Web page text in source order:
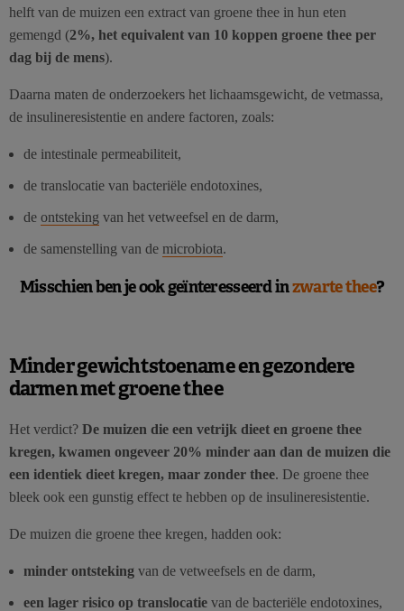
helft van de muizen een extract van groene thee in hun eten
gemengd (2%, het equivalent van 10 koppen groene thee per
dag bij de mens).
Daarna maten de onderzoekers het lichaamsgewicht, de vetmassa,
de insulineresistentie en andere factoren, zoals:
de intestinale permeabiliteit,
de translocatie van bacteriële endotoxines,
de ontsteking van het vetweefsel en de darm,
de samenstelling van de microbiota.
Misschien ben je ook geïnteresseerd inzwarte thee?
Minder gewichtstoename en gezondere
darmen met groene thee
Het verdict? De muizen die een vetrijk dieet en groene thee
kregen, kwamen ongeveer 20% minder aan dan de muizen die
een identiek dieet kregen, maar zonder thee. De groene thee
bleek ook een gunstig effect te hebben op de insulineresistentie.
De muizen die groene thee kregen, hadden ook:
minder ontsteking van de vetweefsels en de darm,
een lager risico op translocatie van de bacteriële endotoxines,